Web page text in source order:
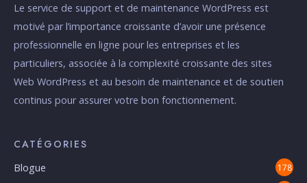
Le service de support et de maintenance WordPress est
motivé par l’importance croissante d’avoir une présence
professionnelle en ligne pour les entreprises et les
particuliers, associée à la complexité croissante des sites
Web WordPress et au besoin de maintenance et de soutien
continus pour assurer votre bon fonctionnement.
CATÉGORIES
Blogue 178